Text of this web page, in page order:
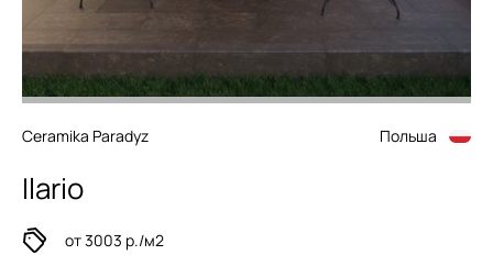
Ceramika Paradyz Польша
Ilario
от 3003 р./м2